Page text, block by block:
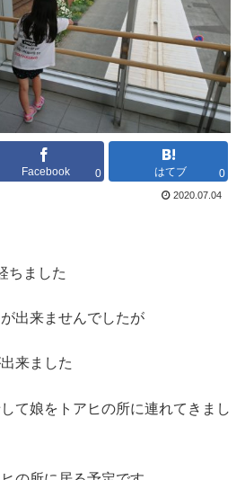
Facebook 0 はてブ 0
2020.07.04
ちました
出来ませんでしたが
来ました
て娘をトアヒの所に連れてきまし